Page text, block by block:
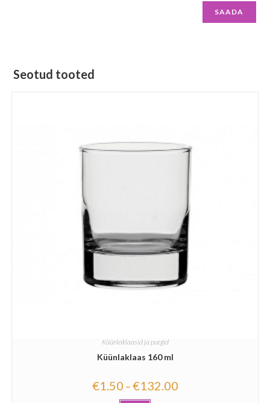
Seotud tooted
Küünlaklaasid ja purgid
Küünlaklaas 160 ml
€1.50 –€132.00